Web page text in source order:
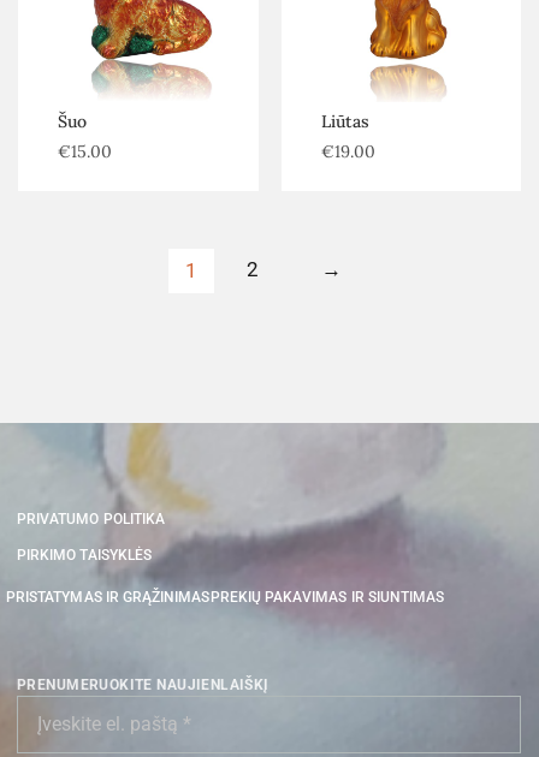
Šuo
€15.00
Liūtas
€19.00
1 2 →
PRIVATUMO POLITIKA
PIRKIMO TAISYKLĖS
PRISTATYMAS IR GRĄŽINIMASPREKIŲ PAKAVIMAS IR SIUNTIMAS
PRENUMERUOKITE NAUJIENLAIŠKĮ